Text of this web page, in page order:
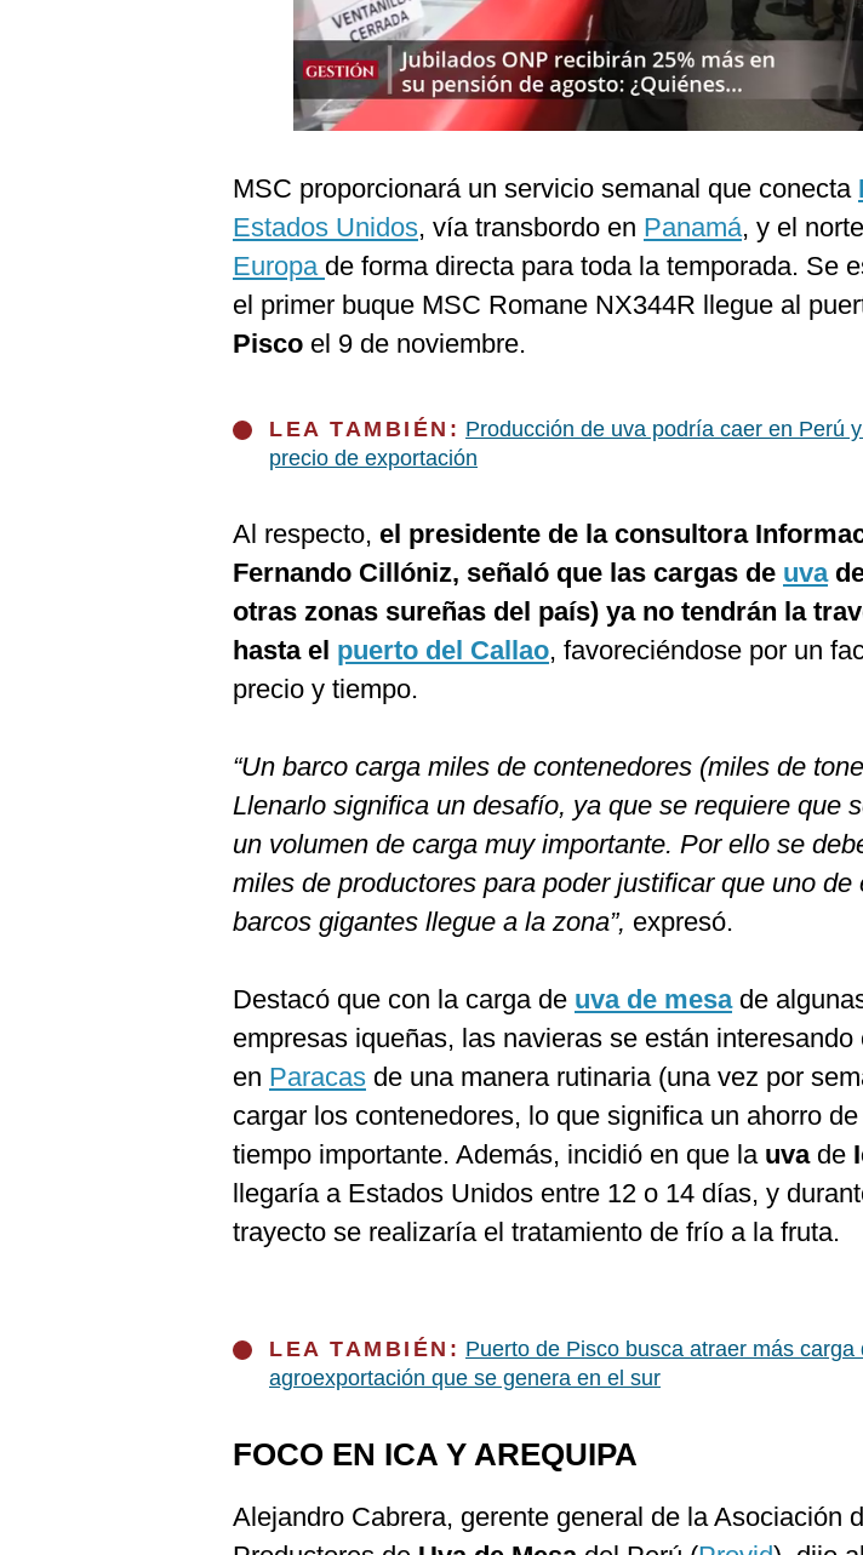
MSC proporcionará un servicio semanal que conecta
Estados Unidos, vía transbordo en Panamá, y el
Europa de forma directa para toda la temporada. Se
el primer buque MSC Romane NX344R llegue al
Pisco el 9 de noviembre.
LEA TAMBIÉN: Producción de uva podría caer en Perú
precio de exportación
Al respecto, el presidente de la consultora
Fernando Cillóniz, señaló que las cargas de uva
otras zonas sureñas del país) ya no tendrán la
hasta el puerto del Callao, favoreciéndose por un
precio y tiempo.
“Un barco carga miles de contenedores (miles de
Llenarlo significa un desafío, ya que se requiere que
un volumen de carga muy importante. Por ello se
miles de productores para poder justificar que uno de
barcos gigantes llegue a la zona”, expresó.
Destacó que con la carga de uva de mesa de
empresas iqueñas, las navieras se están interesando
en Paracas de una manera rutinaria (una vez por
cargar los contenedores, lo que significa un ahorro
tiempo importante. Además, incidió en que la uvade
llegaría a Estados Unidos entre 12 o 14 días, y
trayecto se realizaría el tratamiento de frío a la fruta.
LEA TAMBIÉN: Puerto de Pisco busca atraer más carga
agroexportación que se genera en el sur
FOCO EN ICA Y AREQUIPA
Alejandro Cabrera, gerente general de la Asociación